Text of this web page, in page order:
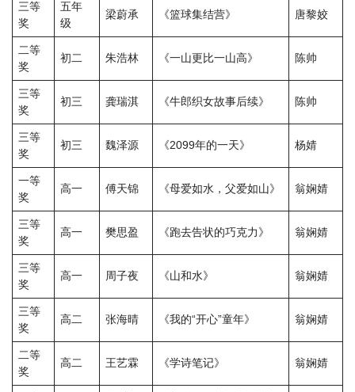
三等
奖
五年
级
梁蔚承 《篮球集结营》 唐黎姣
二等
奖
初二 朱浩林 《一山更比一山高》 陈帅
三等
奖
初三 龚瑞淇 《牛郎织女故事后续》 陈帅
三等
奖
初三 魏泽源 《2099年的一天》 杨婧
一等
奖
高一 傅天锦 《母爱如水，父爱如山》 翁娴婧
三等
奖
高一 樊思盈 《跑去告状的巧克力》 翁娴婧
三等
奖
高一 周子夜 《山和水》 翁娴婧
三等
奖
高二 张海晴 《我的“开心”童年》 翁娴婧
二等
奖
高二 王艺霖 《学诗笔记》 翁娴婧